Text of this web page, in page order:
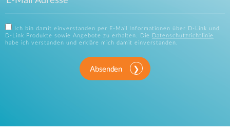
Ich bin damit einverstanden per E-Mail Informationen über D-Link und
D-Link Produkte sowie Angebote zu erhalten. Die
Datenschutzrichtlinie
habe ich verstanden und erkläre mich damit einverstanden.
Absenden